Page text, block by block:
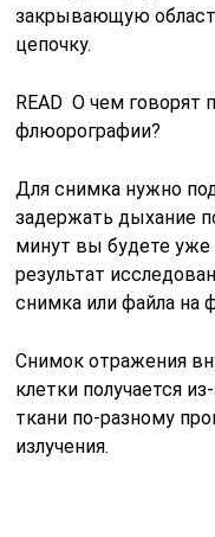
закрывающую
цепочку.
READ О чем говорят
флюорографии?
Для снимка нужно
задержать дыхание
минут вы будете уже
результат
снимка или файла на
Снимок отражения
клетки получается
ткани по-разному
излучения.